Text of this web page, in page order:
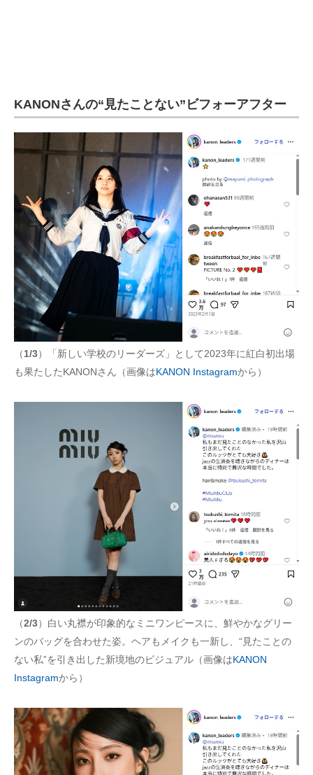
ちょっと気になるネットの話題
KANONさんの“見たことない”ビフォーアフター
（1/3）「新しい学校のリーダーズ」として2023年に紅白初出場
も果たしたKANONさん（画像はKANON Instagramから）
（2/3）白い丸襟が印象的なミニワンピースに、鮮やかなグリー
ンのバッグを合わせた姿。ヘアもメイクも一新し、“見たことの
ない私”を引き出した新境地のビジュアル（画像はKANON
Instagramから）